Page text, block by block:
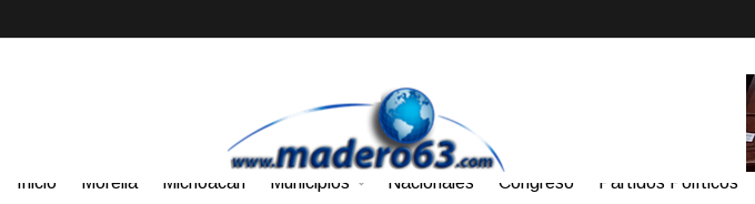
Inicio Morelia Michoacán Municipios Nacionales Congreso Partidos Políticos